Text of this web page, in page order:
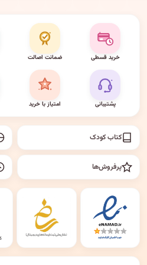
خرید قسطی ضمانت اصالت
پشتیبانی امتیاز با خرید
کتاب کودک
پرفروش‌ها